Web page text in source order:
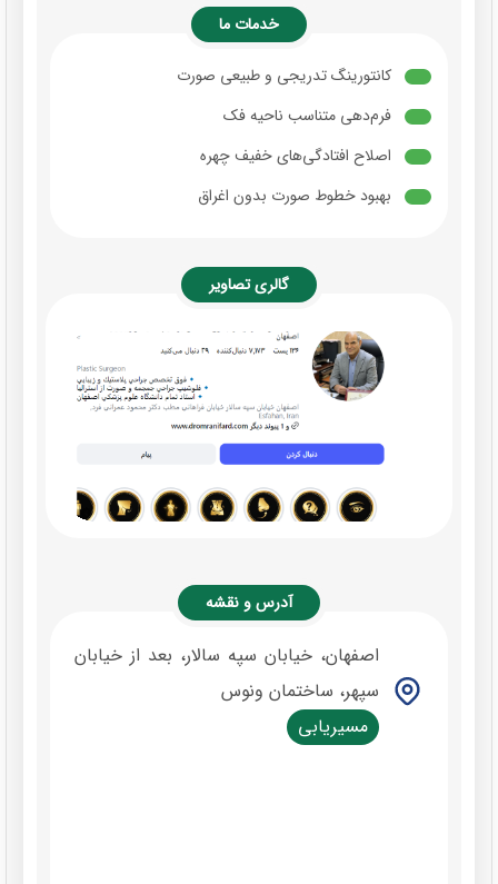
خدمات ما
کانتورینگ تدریجی و طبیعی صورت
فرم‌دهی متناسب ناحیه فک
اصلاح افتادگی‌های خفیف چهره
بهبود خطوط صورت بدون اغراق
گالری تصاویر
آدرس و نقشه
اصفهان، خیابان سپه سالار، بعد از خیابان
سپهر، ساختمان ونوس
مسیریابی